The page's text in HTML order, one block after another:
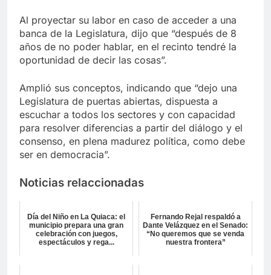
Al proyectar su labor en caso de acceder a una
banca de la Legislatura, dijo que “después de 8
años de no poder hablar, en el recinto tendré la
oportunidad de decir las cosas”.
Amplió sus conceptos, indicando que “dejo una
Legislatura de puertas abiertas, dispuesta a
escuchar a todos los sectores y con capacidad
para resolver diferencias a partir del diálogo y el
consenso, en plena madurez política, como debe
ser en democracia”.
Noticias relaccionadas
Día del Niño en La Quiaca: el
municipio prepara una gran
celebración con juegos,
espectáculos y rega...
Fernando Rejal respaldó a
Dante Velázquez en el Senado:
“No queremos que se venda
nuestra frontera”